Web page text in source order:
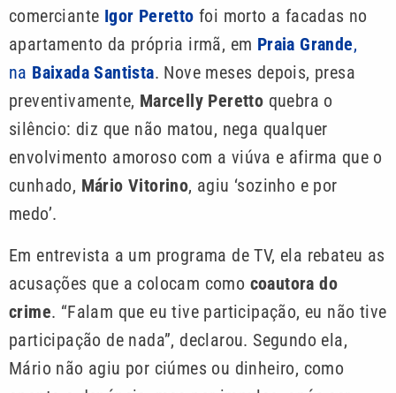
comerciante Igor Peretto foi morto a facadas no
apartamento da própria irmã, em Praia Grande,
na Baixada Santista. Nove meses depois, presa
preventivamente, Marcelly Peretto quebra o
silêncio: diz que não matou, nega qualquer
envolvimento amoroso com a viúva e afirma que o
cunhado, Mário Vitorino, agiu ‘sozinho e por
medo’.
Em entrevista a um programa de TV, ela rebateu as
acusações que a colocam como coautora do
crime. “Falam que eu tive participação, eu não tive
participação de nada”, declarou. Segundo ela,
Mário não agiu por ciúmes ou dinheiro, como